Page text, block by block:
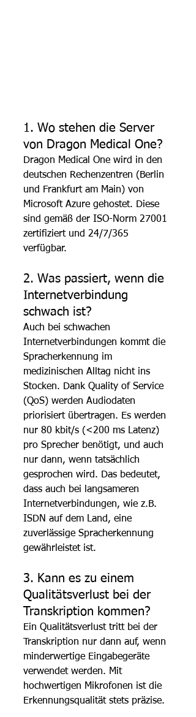
1. Wo stehen die Server
von Dragon Medical One?
Dragon Medical One wird in den
deutschen Rechenzentren (Berlin
und Frankfurt am Main) von
Microsoft Azure gehostet. Diese
sind gemäß der ISO-Norm 27001
zertifiziert und 24/7/365
verfügbar.
2. Was passiert, wenn die
Internetverbindung
schwach ist?
Auch bei schwachen
Internetverbindungen kommt die
Spracherkennung im
medizinischen Alltag nicht ins
Stocken. Dank Quality of Service
(QoS) werden Audiodaten
priorisiert übertragen. Es werden
nur 80 kbit/s (<200 ms Latenz)
pro Sprecher benötigt, und auch
nur dann, wenn tatsächlich
gesprochen wird. Das bedeutet,
dass auch bei langsameren
Internetverbindungen, wie z.B.
ISDN auf dem Land, eine
zuverlässige Spracherkennung
gewährleistet ist.
3. Kann es zu einem
Qualitätsverlust bei der
Transkription kommen?
Ein Qualitätsverlust tritt bei der
Transkription nur dann auf, wenn
minderwertige Eingabegeräte
verwendet werden. Mit
hochwertigen Mikrofonen ist die
Erkennungsqualität stets präzise.